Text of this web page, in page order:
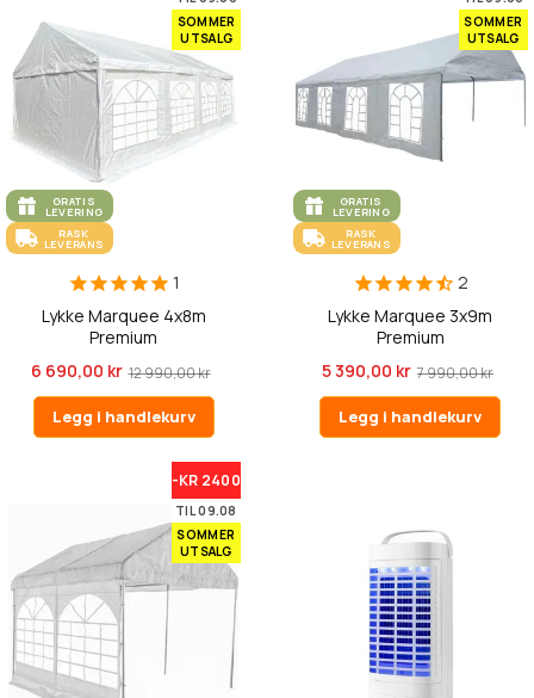
SOMMER
UTSALG
GRATIS
LEVERING
RASK
LEVERANS
1
Lykke Marquee 4x8m
Premium
6 690,00 kr 12 990,00 kr
Legg i handlekurv
SOMMER
UTSALG
GRATIS
LEVERING
RASK
LEVERANS
2
Lykke Marquee 3x9m
Premium
5 390,00 kr 7 990,00 kr
Legg i handlekurv
-KR 2400
TIL 09.08
SOMMER
UTSALG